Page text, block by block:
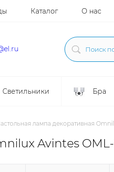
Каталог О нас
Светильники Бра
лампа декоративная
Avintes